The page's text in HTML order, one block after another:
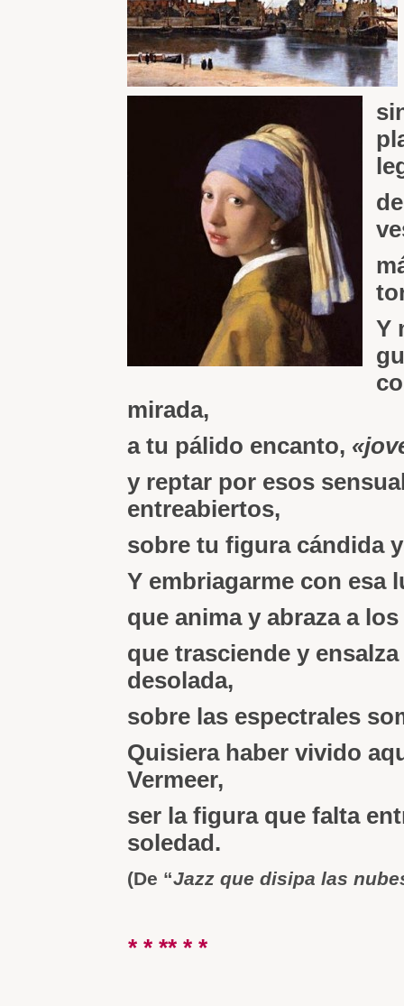
Y
mirada,
a tu pálido encanto,
y reptar por esos
entreabiertos,
sobre tu figura cándida
Y embriagarme con esa
que anima y abraza a
que trasciende y
desolada,
sobre las espectrales
Quisiera haber vivido
Vermeer,
ser la figura que falta
soledad.
(De “Jazz que disipa las
* * ** * *